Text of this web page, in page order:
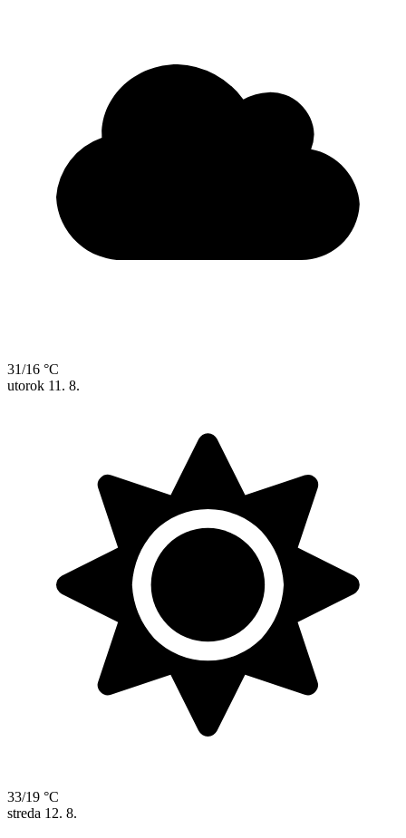
31/16 °C
utorok 11. 8.
33/19 °C
streda 12. 8.